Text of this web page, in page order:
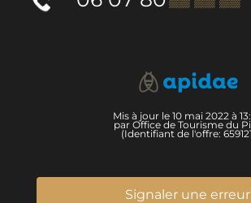
Mis à jour le 10 mai 2022 à
par Office de Tourisme du
(Identifiant de l'offre: 659121
Signaler une erreur